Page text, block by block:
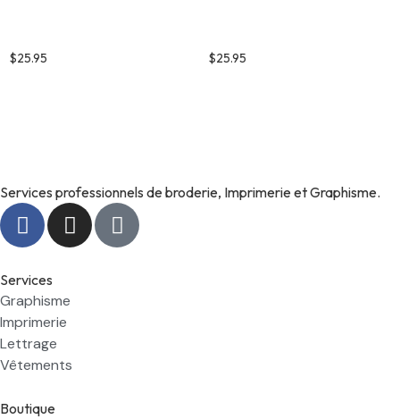
$25.95 $25.95
Services professionnels de broderie, Imprimerie et Graphisme.
Services
Graphisme
Imprimerie
Lettrage
Vêtements
Boutique